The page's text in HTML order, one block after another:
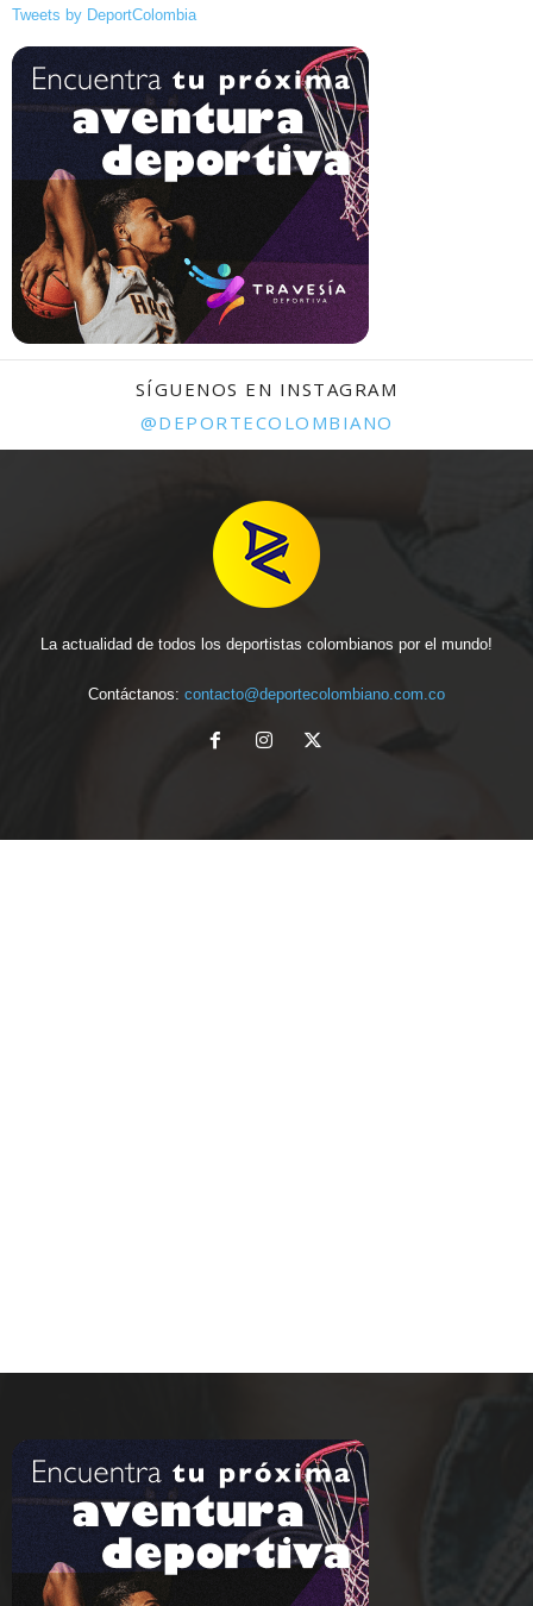
Tweets by DeportColombia
SÍGUENOS EN INSTAGRAM
@DEPORTECOLOMBIANO
La actualidad de todos los deportistas colombianos por el mundo!
Contáctanos: contacto@deportecolombiano.com.co